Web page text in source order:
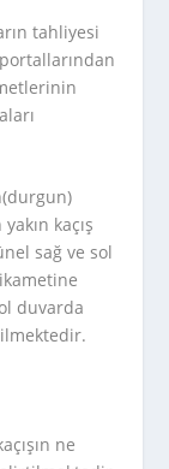
tahliyesi
kaçış
sağ ve sol
duvarda
ne